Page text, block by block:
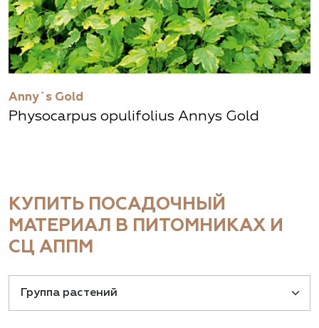
Anny`s Gold
Physocarpus opulifolius Annys Gold
КУПИТЬ ПОСАДОЧНЫЙ
МАТЕРИАЛ В ПИТОМНИКАХ И
СЦ АППМ